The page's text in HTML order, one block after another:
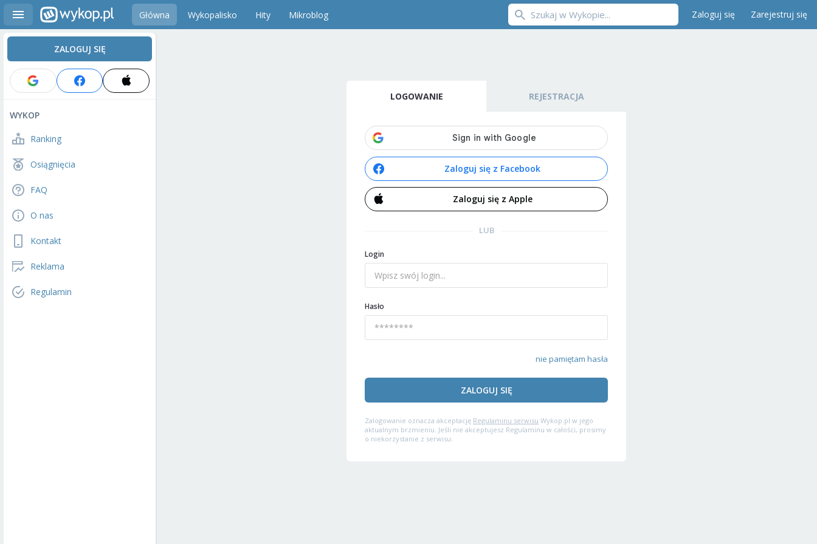
Główna Wykopalisko Hity Mikroblog Zaloguj się Zarejestruj się
ZALOGUJ SIĘ
WYKOP
Ranking
Osiągnięcia
FAQ
O nas
Kontakt
Reklama
Regulamin
LOGOWANIE REJESTRACJA
Zaloguj się z Facebook
Zaloguj się z Apple
LUB
Login
Hasło
nie pamiętam hasła
ZALOGUJ SIĘ
Zalogowanie oznacza akceptację Regulaminu serwisu Wykop.pl w jego
aktualnym brzmieniu. Jeśli nie akceptujesz Regulaminu w całości, prosimy
o niekorzystanie z serwisu.